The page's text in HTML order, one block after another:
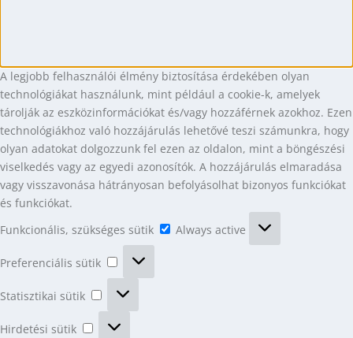
A legjobb felhasználói élmény biztosítása érdekében olyan
technológiákat használunk, mint például a cookie-k, amelyek
tárolják az eszközinformációkat és/vagy hozzáférnek azokhoz. Ezen
technológiákhoz való hozzájárulás lehetővé teszi számunkra, hogy
olyan adatokat dolgozzunk fel ezen az oldalon, mint a böngészési
viselkedés vagy az egyedi azonosítók. A hozzájárulás elmaradása
vagy visszavonása hátrányosan befolyásolhat bizonyos funkciókat
és funkciókat.
Funkcionális, szükséges sütik
szükséges
Always active
Preferenciális sütik
Preferenciális
Statisztikai sütik
Statisztikai
Hirdetési sütik
Hirdetési